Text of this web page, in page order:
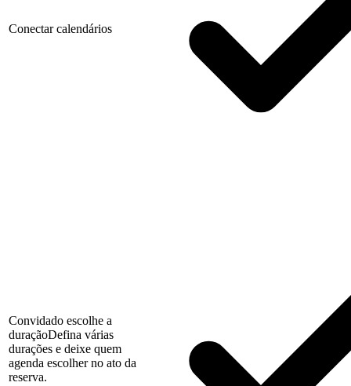
Conectar calendários
Convidado escolhe a
duraçãoDefina várias
durações e deixe quem
agenda escolher no ato da
reserva.